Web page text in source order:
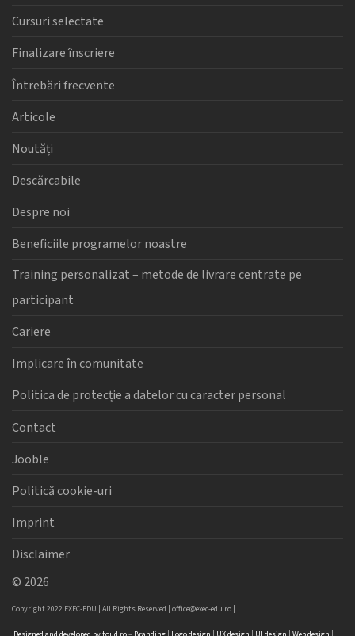
Cursuri selectate
Finalizare înscriere
Întrebări frecvente
Articole
Noutăți
Descărcabile
Despre noi
Beneficiile programelor noastre
Training personalizat – metode de livrare centrate pe
participant
Cariere
Implicare în comunitate
Politica de protecție a datelor cu caracter personal
Contact
Jooble
Politică cookie-uri
Imprint
Disclaimer
© 2026
Copyright 2022 EXEC-EDU | All Rights Reserved | office@exec-edu.ro